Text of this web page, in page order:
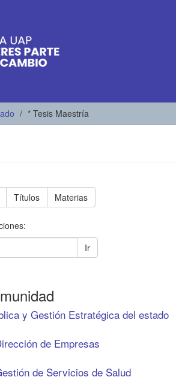
* Tesis Maestría
Títulos Materias
Ir
y Gestión Estratégica del estado
de Empresas
de Servicios de Salud